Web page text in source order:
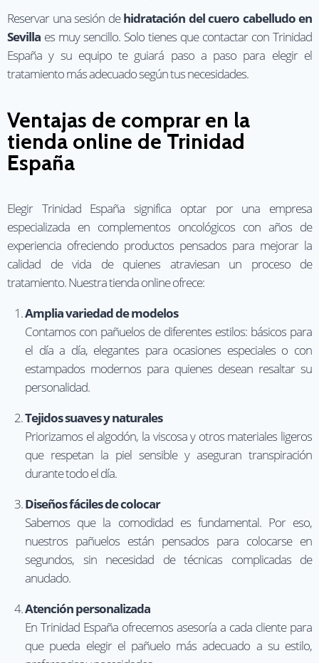
Reservar una sesión dehidratación del cuero cabelludo en
Sevilla es muy sencillo. Solo tienes que contactar con Trinidad
España y su equipo te guiará paso a paso para elegir el
tratamiento más adecuado según tus necesidades.
Ventajas de comprar en la
tienda online de Trinidad
España
Elegir Trinidad España significa optar por una empresa
especializada en complementos oncológicos con años de
experiencia ofreciendo productos pensados para mejorar la
calidad de vida de quienes atraviesan un proceso de
tratamiento. Nuestra tienda online ofrece:
Amplia variedad de modelos
Contamos con pañuelos de diferentes estilos: básicos para
el día a día, elegantes para ocasiones especiales o con
estampados modernos para quienes desean resaltar su
personalidad.
Tejidos suaves y naturales
Priorizamos el algodón, la viscosa y otros materiales ligeros
que respetan la piel sensible y aseguran transpiración
durante todo el día.
Diseños fáciles de colocar
Sabemos que la comodidad es fundamental. Por eso,
nuestros pañuelos están pensados para colocarse en
segundos, sin necesidad de técnicas complicadas de
anudado.
Atención personalizada
En Trinidad España ofrecemos asesoría a cada cliente para
que pueda elegir el pañuelo más adecuado a su estilo,